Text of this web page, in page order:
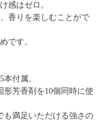
感はゼロ。
香りを楽しむことがで
です。
付属。
芳香剤を10個同時に使
も満足いただける強さの